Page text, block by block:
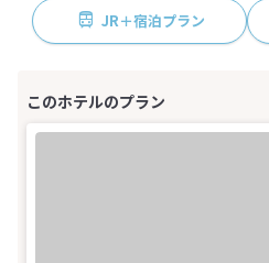
JR＋宿泊プラン